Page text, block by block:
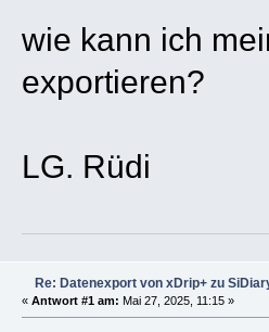
wie kann ich
exportieren?
LG. Rüdi
Re: Datenexport von xDrip+ zu
« Antwort #1 am: Mai 27, 2025, 11:15 »